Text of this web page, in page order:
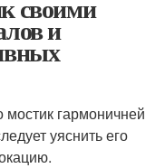
своими
и
гармоничней
уяснить его